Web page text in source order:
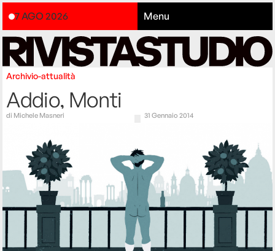
7 AGO 2026 Menu
Archivio-attualità
Addio, Monti
di Michele Masneri 31 Gennaio 2014